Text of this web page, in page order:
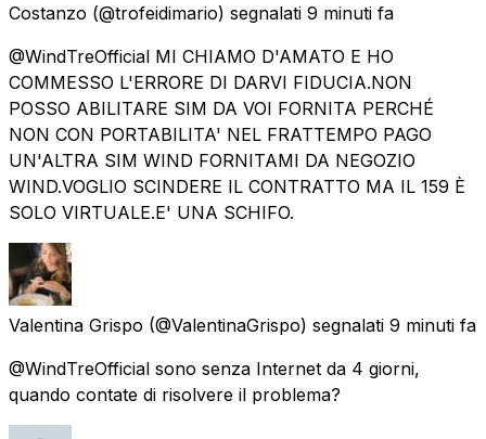
Costanzo (@trofeidimario) segnalati 9 minuti fa
@WindTreOfficial MI CHIAMO D'AMATO E HO
COMMESSO L'ERRORE DI DARVI FIDUCIA.NON
POSSO ABILITARE SIM DA VOI FORNITA PERCHÉ
NON CON PORTABILITA' NEL FRATTEMPO PAGO
UN'ALTRA SIM WIND FORNITAMI DA NEGOZIO
WIND.VOGLIO SCINDERE IL CONTRATTO MA IL 159 È
SOLO VIRTUALE.E' UNA SCHIFO.
Valentina Grispo (@ValentinaGrispo) segnalati 9 minuti fa
@WindTreOfficial sono senza Internet da 4 giorni,
quando contate di risolvere il problema?